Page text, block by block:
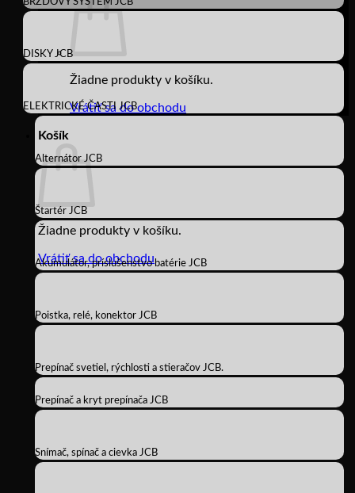
Žiadne produkty v košíku.
Vrátiť sa do obchodu
Košík
Žiadne produkty v košíku.
Vrátiť sa do obchodu
DISKY JCB
ELEKTRICKÉ ČASTI JCB
Alternátor JCB
Štartér JCB
Akumulátor, príslušenstvo batérie JCB
Poistka, relé, konektor JCB
Prepínač svetiel, rýchlosti a stieračov JCB.
Prepínač a kryt prepínača JCB
Snímač, spínač a cievka JCB